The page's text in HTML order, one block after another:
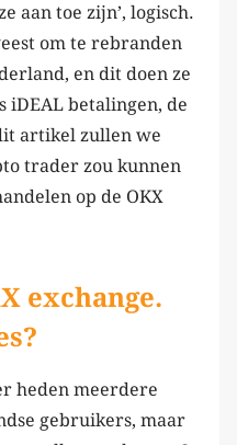
aan toe zijn’, logisch.
om te rebranden
en dit doen ze
iDEAL betalingen, de
artikel zullen we
trader zou kunnen
op de OKX
exchange.
heden meerdere
gebruikers, maar